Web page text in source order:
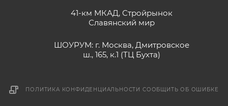
41-км МКАД, Стройрынок
Славянский мир
ШОУРУМ: г. Москва, Дмитровское
ш., 165, к.1 (ТЦ Бухта)
ПОЛИТИКА КОНФИДЕНЦИАЛЬНОСТИ СООБЩИТЬ ОБ ОШИБКЕ